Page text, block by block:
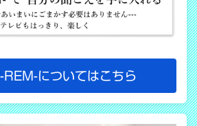
REM-についてはこちら